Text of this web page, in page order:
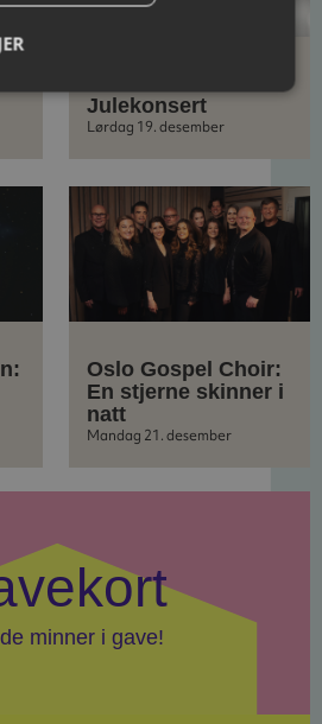
Julekonsert
Lørdag 19. desember
Oslo Gospel Choir:
En stjerne skinner i
natt
Mandag 21. desember
minner i gave!